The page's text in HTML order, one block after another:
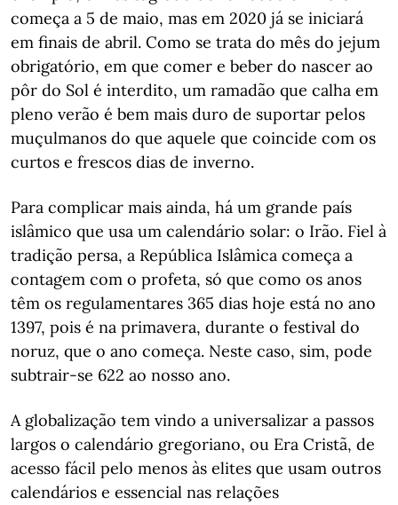
começa a 5 de maio, mas em 2020 já se iniciará
em finais de abril. Como se trata do mês do jejum
obrigatório, em que comer e beber do nascer ao
pôr do Sol é interdito, um ramadão que calha em
pleno verão é bem mais duro de suportar pelos
muçulmanos do que aquele que coincide com os
curtos e frescos dias de inverno.
Para complicar mais ainda, há um grande país
islâmico que usa um calendário solar: o Irão. Fiel à
tradição persa, a República Islâmica começa a
contagem com o profeta, só que como os anos
têm os regulamentares 365 dias hoje está no ano
1397, pois é na primavera, durante o festival do
noruz, que o ano começa. Neste caso, sim, pode
subtrair-se 622 ao nosso ano.
A globalização tem vindo a universalizar a passos
largos o calendário gregoriano, ou Era Cristã, de
acesso fácil pelo menos às elites que usam outros
calendários e essencial nas relações